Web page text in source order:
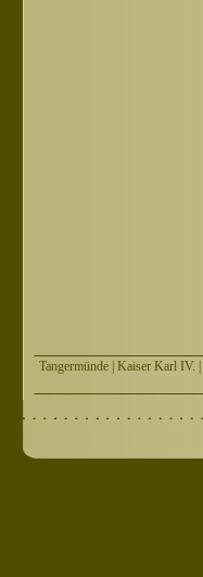
Tangermünde| Kaiser Karl IV.